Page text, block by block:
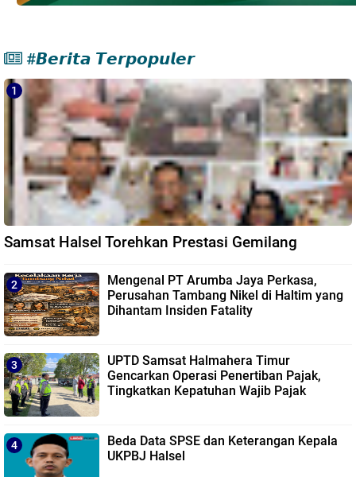
#𝘽𝙚𝙧𝙞𝙩𝙖 𝙏𝙚𝙧𝙥𝙤𝙥𝙪𝙡𝙚𝙧
Samsat Halsel Torehkan Prestasi Gemilang
Mengenal PT Arumba Jaya Perkasa,
Perusahan Tambang Nikel di Haltim yang
Dihantam Insiden Fatality
UPTD Samsat Halmahera Timur
Gencarkan Operasi Penertiban Pajak,
Tingkatkan Kepatuhan Wajib Pajak
Beda Data SPSE dan Keterangan Kepala
UKPBJ Halsel